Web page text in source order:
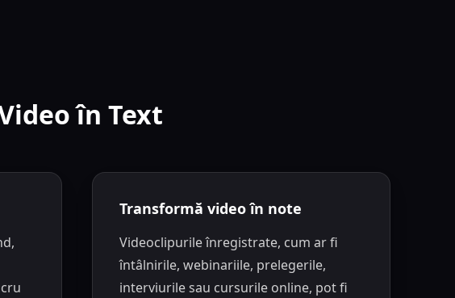
în Text
Transformă video în note
Videoclipurile înregistrate, cum ar fi
întâlnirile, webinariile, prelegerile,
interviurile sau cursurile online, pot fi